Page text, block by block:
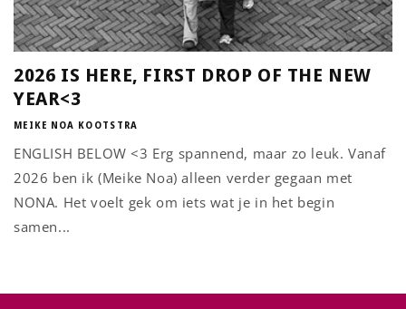
2026 IS HERE, FIRST DROP OF THE NEW
YEAR<3
MEIKE NOA KOOTSTRA
ENGLISH BELOW <3 Erg spannend, maar zo leuk. Vanaf
2026 ben ik (Meike Noa) alleen verder gegaan met
NONA. Het voelt gek om iets wat je in het begin
samen...